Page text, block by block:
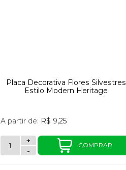
Placa Decorativa Flores Silvestres
Estilo Modern Heritage
A partir de: R$ 9,25
-
+
COMPRAR